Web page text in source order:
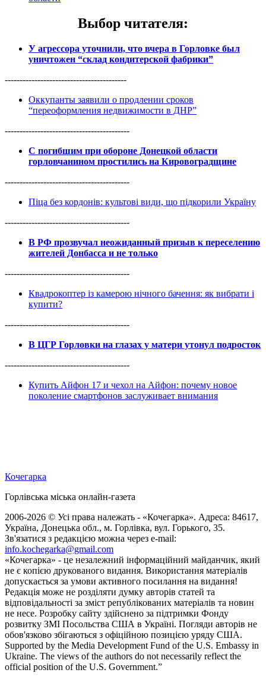
Выбор читателя:
У агрессора уточнили, что вчера в Горловке был
уничтожен “склад кондитерской фабрики”
-----------------------------------------
Оккупанты заявили о продлении сроков
“переоформления недвижимости в ДНР”
------------------------------------------
С погибшим при обороне Донецкой области
горловчанином простились на Кировоградщине
------------------------------------------
Піца без кордонів: культові види, що підкорили Україну
------------------------------------------
В РФ прозвучал неожиданный призыв к переселению
жителей Донбасса и не только
------------------------------------------
Квадрокоптер із камерою нічного бачення: як вибрати і
купити?
------------------------------------------
В ЦГР Горловки на глазах у матери утонул подросток
------------------------------------------
Купить Айфон 17 и чехол на Айфон: почему новое
поколение смартфонов заслуживает внимания
Кочегарка
Горлівська міська онлайн-газета
2006-2026 © Усі права належать - «Кочегарка». Адреса: 84617,
Україна, Донецька обл., м. Горлівка, вул. Горького, 35.
Зв'язатися з редакцією можна через e-mail:
info.kochegarka@gmail.com
«Кочегарка» - це незалежний інформаційний майданчик, який
не є копією друкованого видання. Використання матеріалів
допускається за умови активного посилання на видання!
Редакція може не розділяти думку авторів статей та
відповідальності за зміст републікованих матеріалів та новин
не несе. Розробку сайту здійснено за підтримки Фонду
розвитку ЗМІ Посольства США в Україні. Погляди авторів не
обов'язково збігаються з офіційною позицією уряду США.
Supported by the Media Development Fund of the U.S. Embassy in
Ukraine. The views of the authors do not necessarily reflect the
official position of the U.S. Government.”